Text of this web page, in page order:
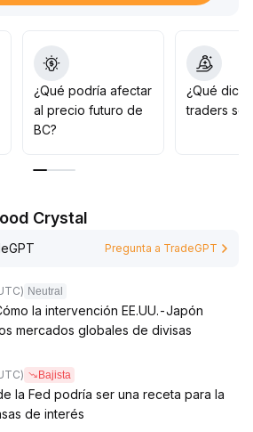
el flujo de fondos y cambios en el
.
¿Qué podría afectar
al precio futuro de
BC?
¿Qué
traders
Crystal
Pregunta a TradeGPT
Neutral
la intervención EE.UU.-Japón
mercados globales de divisas
Bajista
la Fed podría ser una receta para la
de interés